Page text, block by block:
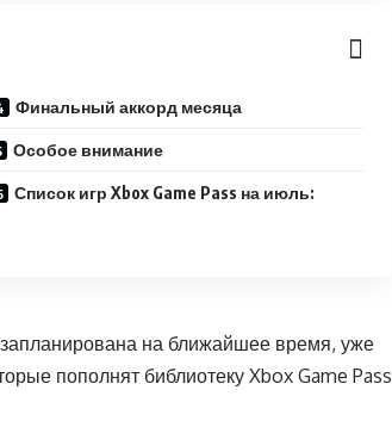
Финальный аккорд месяца
Особое внимание
Список игр Xbox Game Pass на июль:
на ближайшее время, уже
пополнят библиотеку Xbox Game Pass